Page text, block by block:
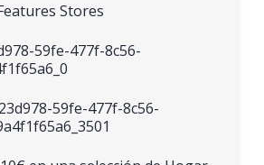
Stores
59fe-477f-8c56-
59fe-477f-8c56-